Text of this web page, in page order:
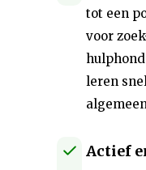
tot een
voor
leren
Actief